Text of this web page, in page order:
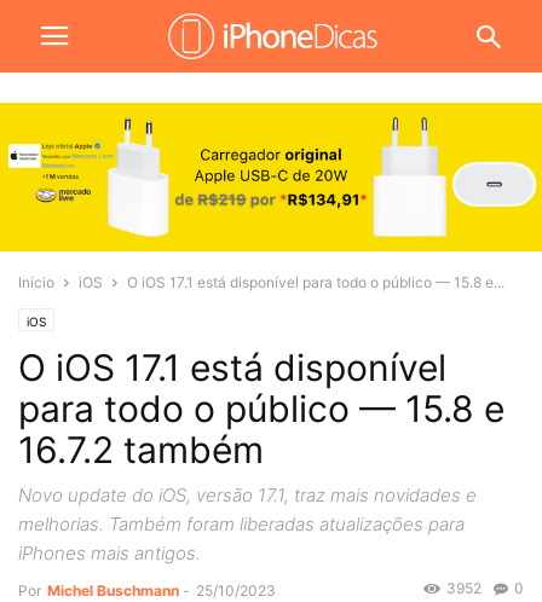
Início iOS O iOS 17.1 está disponível para todo o público — 15.8 e...
iOS
O iOS 17.1 está disponível
para todo o público — 15.8 e
16.7.2 também
Novo update do iOS, versão 17.1, traz mais novidades e
melhorias. Também foram liberadas atualizações para
iPhones mais antigos.
Por Michel Buschmann - 25/10/2023 0
3952